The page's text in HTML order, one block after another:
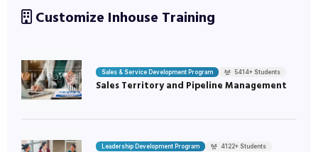
Customize Inhouse Training
Sales & Service Development Program 5414+ Students
Sales Territory and Pipeline Management
Leadership Development Program 4122+ Students